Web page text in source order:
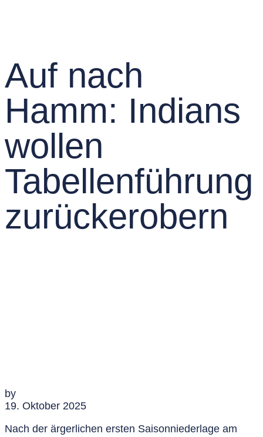
Auf nach
Hamm: Indians
wollen
Tabellenführung
zurückerobern
by
19. Oktober 2025
Nach der ärgerlichen ersten Saisonniederlage am